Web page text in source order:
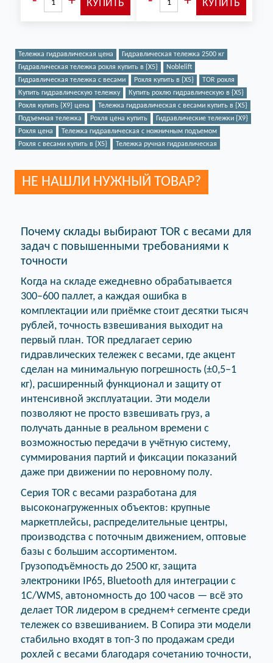
Тележка гидравлическая цена
Гидравлическая тележка 2500 кг
Гидравлическая тележка рохля купить в {X5}
Noblelift
Гидравлическая тележка с весами
Рохля купить в {X5}
TOR рохля
Купить гидравлическую тележку
Купить рохлю гидравлическую в {X5}
Рохля купить {X9} цена
Тележка гидравлическая с весами купить в {X5}
Подъемная тележка
Рохля цена купить
Гидравлические тележки {X9}
Рохля цена
Тележка гидравлическая с ножничным подъемом
Рохля с весами купить в {X5}
Тележка ручная гидравлическая
НЕ НАШЛИ НУЖНЫЙ ТОВАР?
Почему склады выбирают TOR с весами для
задач с повышенными требованиями к
точности
Когда на складе ежедневно обрабатывается
300–600 паллет, а каждая ошибка в
комплектации или приёмке стоит десятки тысяч
рублей, точность взвешивания выходит на
первый план. TOR предлагает серию
гидравлических тележек с весами, где акцент
сделан на минимальную погрешность (±0,5–1
кг), расширенный функционал и защиту от
интенсивной эксплуатации. Эти модели
позволяют не просто взвешивать груз, а
получать данные в реальном времени с
возможностью передачи в учётную систему,
суммирования партий и фиксации показаний
даже при движении по неровному полу.
Серия TOR с весами разработана для
высоконагруженных объектов: крупные
маркетплейсы, распределительные центры,
производства с поточным движением, оптовые
базы с большим ассортиментом.
Грузоподъёмность до 2500 кг, защита
электроники IP65, Bluetooth для интеграции с
1С/WMS, автономность до 100 часов — всё это
делает TOR лидером в среднем+ сегменте среди
тележек со взвешиванием. В Сопира эти модели
стабильно входят в топ-3 по продажам среди
рохлей с весами благодаря сочетанию точности,